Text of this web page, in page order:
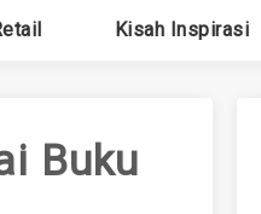
Kisah Inspirasi
Buku